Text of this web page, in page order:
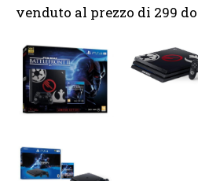
venduto al prezzo di 299